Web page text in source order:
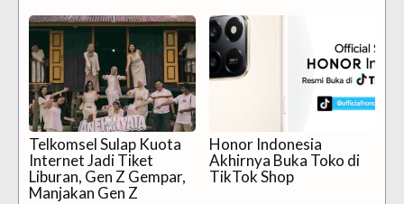
Telkomsel Sulap Kuota
Internet Jadi Tiket
Liburan, Gen Z Gempar,
Manjakan Gen Z
Honor Indonesia
Akhirnya Buka Toko di
TikTok Shop